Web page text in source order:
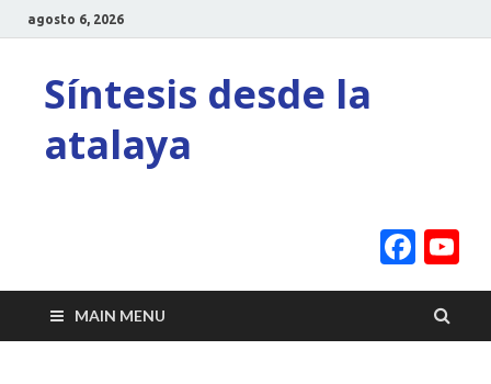
agosto 6, 2026
Síntesis desde la
atalaya
MAIN MENU